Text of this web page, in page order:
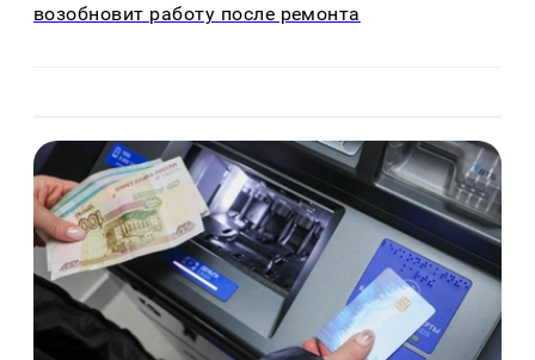
возобновит работу после ремонта